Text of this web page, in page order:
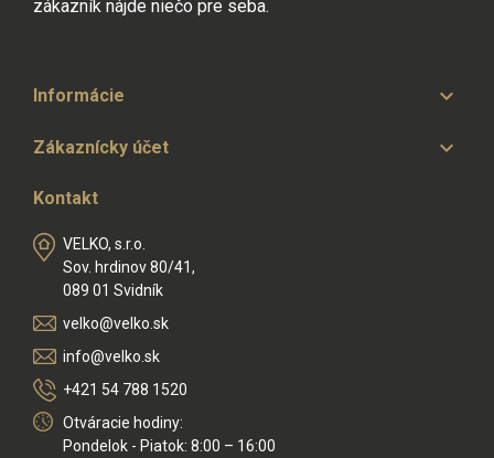
zákazník nájde niečo pre seba.
Informácie 
Zákaznícky účet 
Kontakt
VELKO, s.r.o.
Sov. hrdinov 80/41,
089 01 Svidník
velko@velko.sk
info@velko.sk
+421 54 788 1520
Otváracie hodiny:
Pondelok - Piatok: 8:00 – 16:00